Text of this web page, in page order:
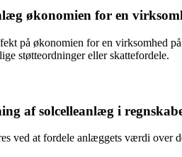
økonomien for en
på økonomien for en virksomhed
støtteordninger eller skattefordele.
af solcelleanlæg i
ved at fordele anlæggets værdi over